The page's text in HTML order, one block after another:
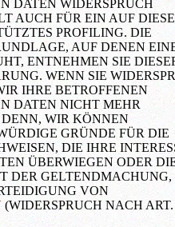
DATEN WIDERSPRUCH
AUCH FÜR EIN AUF DIESE
PROFILING. DIE
AUF DENEN
ENTNEHMEN SIE
WENN SIE
IHRE BETROFFENEN
DATEN NICHT MEHR
WIR KÖNNEN
GRÜNDE FÜR DIE
DIE IHRE
ÜBERWIEGEN ODER
DER GELTENDMACHUNG,
VON
NACH ART.